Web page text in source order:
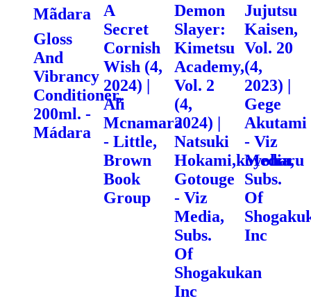
Mãdara
Gloss
And
Vibrancy
Conditioner,
200ml. -
Mádara
A
Secret
Cornish
Wish (4,
2024) |
Ali
Mcnamara
- Little,
Brown
Book
Group
Demon
Slayer:
Kimetsu
Academy,
Vol. 2
(4,
2024) |
Natsuki
Hokami,koyoharu
Gotouge
- Viz
Media,
Subs.
Of
Shogakukan
Inc
Jujutsu
Kaisen,
Vol. 20
(4,
2023) |
Gege
Akutami
- Viz
Media,
Subs.
Of
Inc